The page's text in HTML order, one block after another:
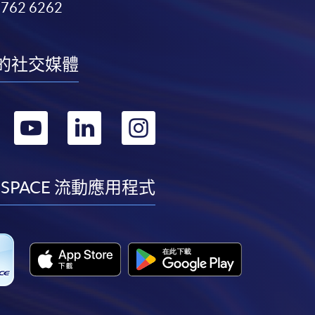
6262
社交媒體
轉
youtube
轉
linkedin
轉
instagram
流動應用程式